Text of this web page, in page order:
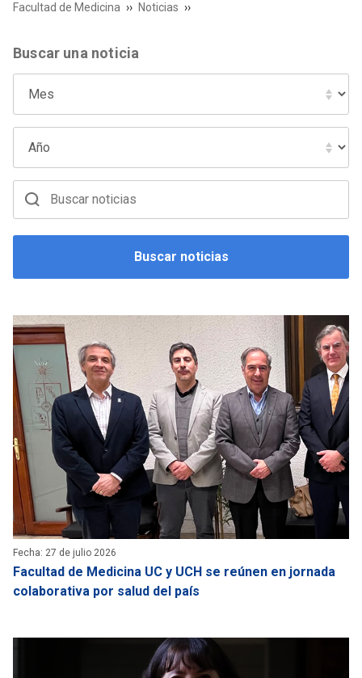
Facultad de Medicina Noticias
Buscar una noticia
Fecha: 27 de julio 2026
Facultad de Medicina UC y UCH se reúnen en jornada
colaborativa por salud del país